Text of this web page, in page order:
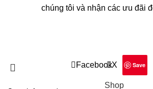
chúng tôi và nhận các ưu đãi
FacebookX Save
Shop